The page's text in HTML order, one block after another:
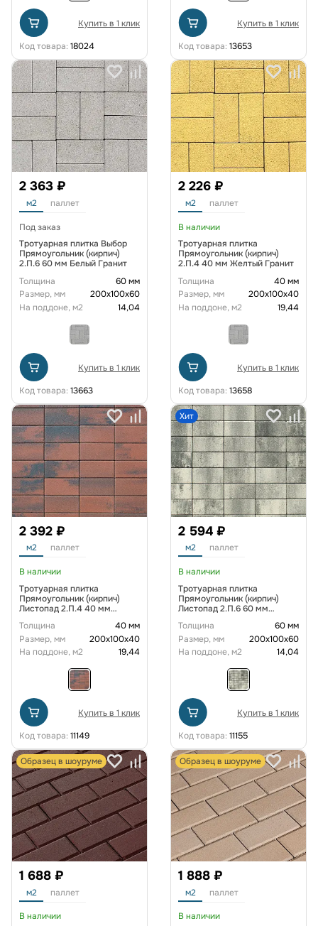
Купить в 1 клик
Код товара: 18024
Купить в 1 клик
Код товара: 13653
2 363 ₽
м2 паллет
Под заказ
Тротуарная плитка Выбор
Прямоугольник (кирпич)
2.П.6 60 мм Белый Гранит
Толщина
60 мм
Размер, мм
200х100х60
На поддоне, м2
14,04
Купить в 1 клик
Код товара: 13663
2 226 ₽
м2 паллет
В наличии
Тротуарная плитка
Прямоугольник (кирпич)
2.П.4 40 мм Желтый Гранит
Толщина
40 мм
Размер, мм
200х100х40
На поддоне, м2
19,44
Купить в 1 клик
Код товара: 13658
2 392 ₽
м2 паллет
В наличии
Тротуарная плитка
Прямоугольник (кирпич)
Листопад 2.П.4 40 мм
Толщина
40 мм
Размер, мм
200х100х40
На поддоне, м2
19,44
Купить в 1 клик
Код товара: 11149
Хит
2 594 ₽
м2 паллет
В наличии
Тротуарная плитка
Прямоугольник (кирпич)
Листопад 2.П.6 60 мм
Толщина
60 мм
Размер, мм
200х100х60
На поддоне, м2
14,04
Купить в 1 клик
Код товара: 11155
Образец в шоуруме
1 688 ₽
м2 паллет
В наличии
Образец в шоуруме
1 888 ₽
м2 паллет
В наличии